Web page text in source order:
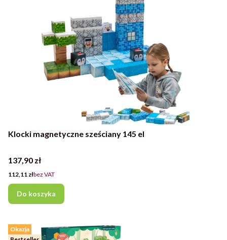
Klocki magnetyczne sześciany 145 el
Cena
137,90 zł
Cena
112,11 złbez VAT
Do koszyka
Okazja